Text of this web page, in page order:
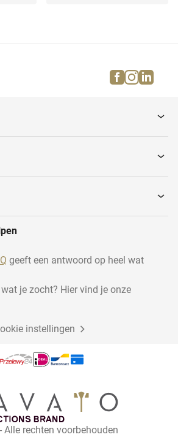
Diverse zaagmachines
facebook
geeft een antwoord op heel wat
je zocht? Hier vind je onze
instellingen
rechten voorbehouden